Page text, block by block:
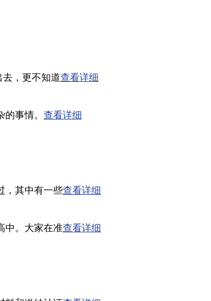
，更不知道查看详细
事情。 查看详细
，其中有一些查看详细
中。大家在准查看详细